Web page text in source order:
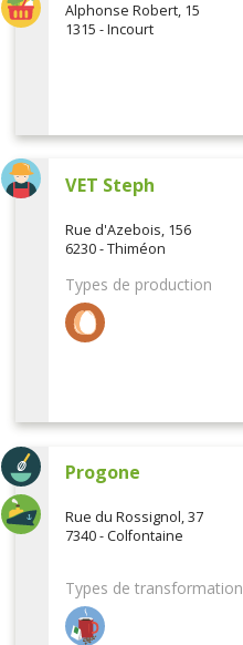
Alphonse Robert, 15
1315 - Incourt
VET Steph
Rue d'Azebois, 156
6230 - Thiméon
Types de production
Progone
Rue du Rossignol, 37
7340 - Colfontaine
Types de transformation